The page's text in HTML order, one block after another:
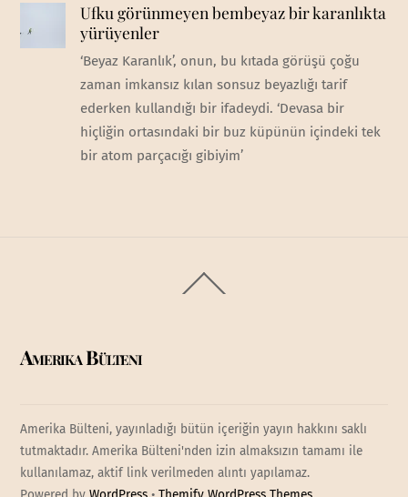
Ufku görünmeyen bembeyaz bir karanlıkta
yürüyenler
‘Beyaz Karanlık’, onun, bu kıtada görüşü çoğu
zaman imkansız kılan sonsuz beyazlığı tarif
ederken kullandığı bir ifadeydi. ‘Devasa bir
hiçliğin ortasındaki bir buz küpünün içindeki tek
bir atom parçacığı gibiyim’
To
Amerika Bülteni
Amerika Bülteni, yayınladığı bütün içeriğin yayın hakkını saklı
tutmaktadır. Amerika Bülteni'nden izin almaksızın tamamı ile
kullanılamaz, aktif link verilmeden alıntı yapılamaz.